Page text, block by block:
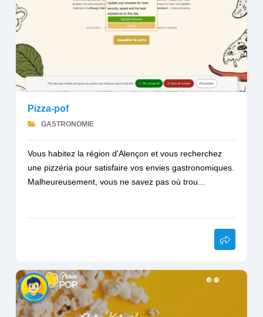
Pizza-pof
GASTRONOMIE
Vous habitez la région d'Alençon et vous recherchez
une pizzéria pour satisfaire vos envies gastronomiques.
Malheureusement, vous ne savez pas où trou...